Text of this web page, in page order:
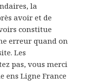
la
avoir et de
constitue
erreur quand on
Les
pas, vous merci
ens Ligne France